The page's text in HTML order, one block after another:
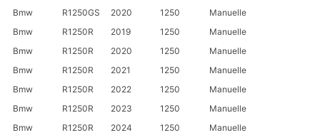
Bmw
R1250GS 2020 1250
Manuelle
Bmw
R1250R 2019 1250
Manuelle
Bmw
R1250R 2020 1250
Manuelle
Bmw
R1250R 2021 1250
Manuelle
Bmw
R1250R 2022 1250
Manuelle
Bmw
R1250R 2023 1250
Manuelle
Bmw
R1250R 2024 1250
Manuelle